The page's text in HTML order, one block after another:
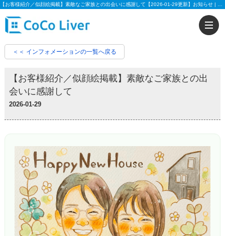
＜＜ インフォメーションの一覧へ戻る
【お客様紹介／似顔絵掲載】素敵なご家族との出
会いに感謝して
2026-01-29